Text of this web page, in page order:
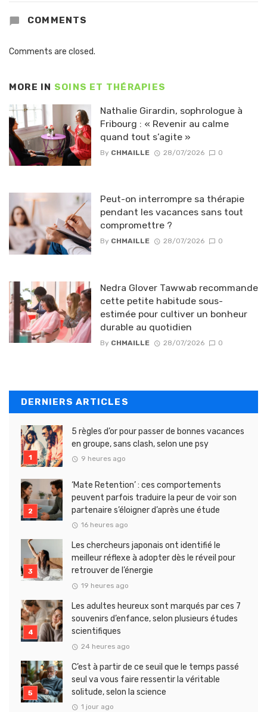
COMMENTS
Comments are closed.
MORE IN SOINS ET THÉRAPIES
Nathalie Girardin, sophrologue à
Fribourg : « Revenir au calme
quand tout s’agite »
By CHMAILLE 28/07/2026 0
Peut-on interrompre sa thérapie
pendant les vacances sans tout
compromettre ?
By CHMAILLE 28/07/2026 0
Nedra Glover Tawwab recommande
cette petite habitude sous-
estimée pour cultiver un bonheur
durable au quotidien
By CHMAILLE 28/07/2026 0
DERNIERS ARTICLES
5 règles d’or pour passer de bonnes vacances
en groupe, sans clash, selon une psy
9 heures ago
‘Mate Retention’ : ces comportements
peuvent parfois traduire la peur de voir son
partenaire s’éloigner d’après une étude
16 heures ago
Les chercheurs japonais ont identifié le
meilleur réflexe à adopter dès le réveil pour
retrouver de l’énergie
19 heures ago
Les adultes heureux sont marqués par ces 7
souvenirs d’enfance, selon plusieurs études
scientifiques
24 heures ago
C’est à partir de ce seuil que le temps passé
seul va vous faire ressentir la véritable
solitude, selon la science
1 jour ago